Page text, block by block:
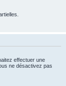
effectuer une
ne désactivez pas